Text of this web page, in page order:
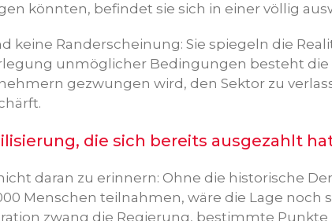
könnten, befindet sie sich in einer völlig
keine Randerscheinung: Sie spiegeln die
unmöglicher Bedingungen besteht die
gezwungen wird, den Sektor zu
die sich bereits ausgezahlt
daran zu erinnern: Ohne die historische
Menschen teilnahmen, wäre die Lage noch
zwang die Regierung, bestimmte Punkte